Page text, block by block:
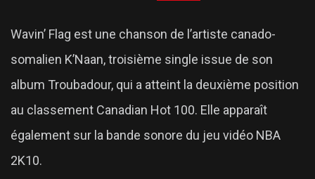
Wavin’ Flag est une chanson de l’artiste canado-
somalien K’Naan, troisième single issue de son
album Troubadour, qui a atteint la deuxième position
au classement Canadian Hot 100. Elle apparaît
également sur la bande sonore du jeu vidéo NBA
2K10.